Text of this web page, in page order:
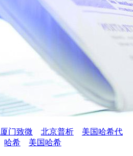
厦门致微 北京普析
美国哈希代
哈希 美国哈希